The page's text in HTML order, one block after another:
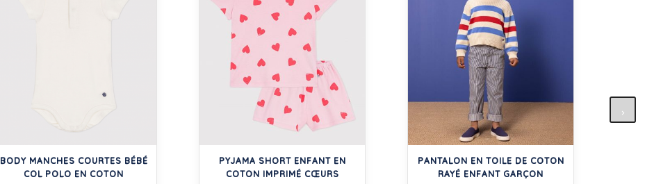
BODY MANCHES COURTES BÉBÉ
COL POLO EN COTON
PYJAMA SHORT ENFANT EN
COTON IMPRIMÉ CŒURS
PANTALON EN TOILE DE COTON
RAYÉ ENFANT GARÇON